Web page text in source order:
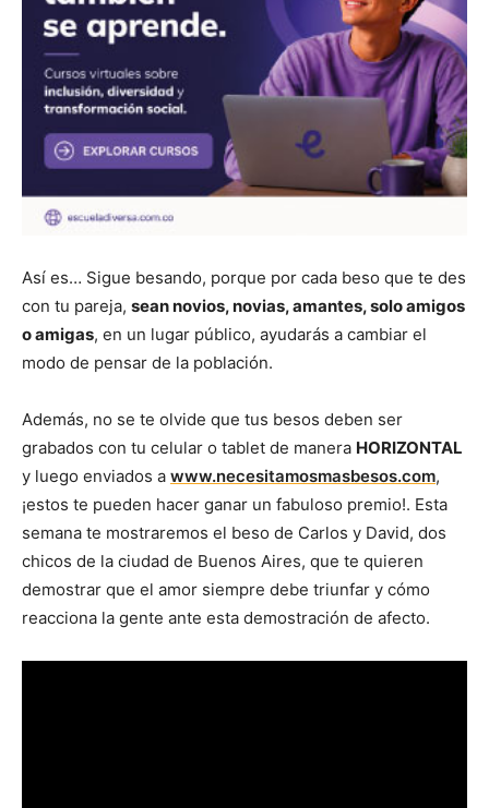
Así es… Sigue besando, porque por cada beso que te des
con tu pareja, sean novios, novias, amantes, solo amigos
o amigas, en un lugar público, ayudarás a cambiar el
modo de pensar de la población.
Además, no se te olvide que tus besos deben ser
grabados con tu celular o tablet de manera HORIZONTAL
y luego enviados a www.necesitamosmasbesos.com,
¡estos te pueden hacer ganar un fabuloso premio!. Esta
semana te mostraremos el beso de Carlos y David, dos
chicos de la ciudad de Buenos Aires, que te quieren
demostrar que el amor siempre debe triunfar y cómo
reacciona la gente ante esta demostración de afecto.